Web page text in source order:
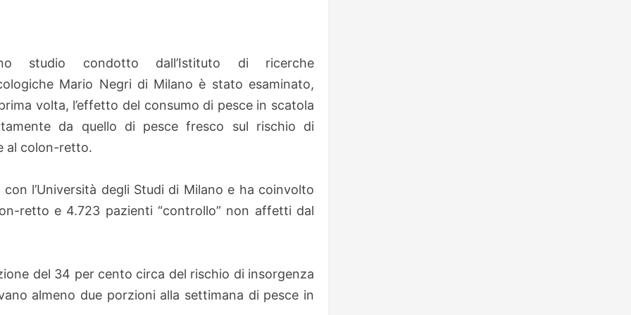
studio condotto dall’Istituto di ricerche
Mario Negri di Milano è stato esaminato,
volta, l’effetto del consumo di pesce in scatola
da quello di pesce fresco sul rischio di
al colon-retto.
l’Università degli Studi di Milano e ha coinvolto
retto e 4.723 pazienti “controllo” non affetti dal
del 34 per cento circa del rischio di insorgenza
almeno due porzioni alla settimana di pesce in